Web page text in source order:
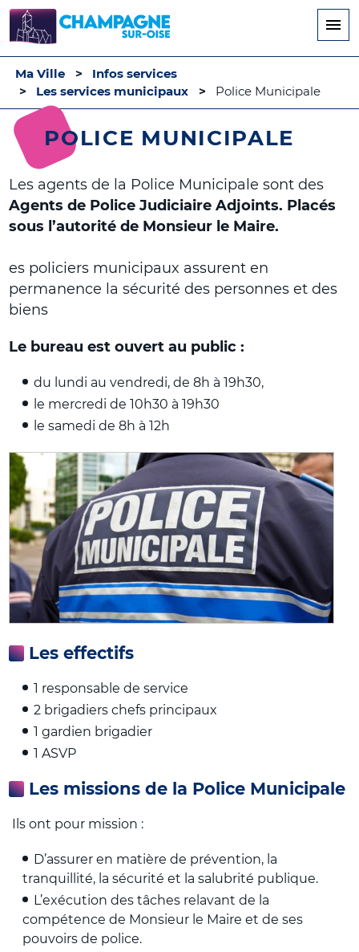
Ma Ville
Infos services
Les services municipaux
Police Municipale
POLICE MUNICIPALE
Les agents de la Police Municipale sont des
Agents de Police Judiciaire Adjoints. Placés
sous l’autorité de Monsieur le Maire.
es policiers municipaux assurent en
permanence la sécurité des personnes et des
biens
Le bureau est ouvert au public :
du lundi au vendredi, de 8h à 19h30,
le mercredi de 10h30 à 19h30
le samedi de 8h à 12h
Les effectifs
1 responsable de service
2 brigadiers chefs principaux
1 gardien brigadier
1 ASVP
Les missions de la Police Municipale
Ils ont pour mission :
D’assurer en matière de prévention, la
tranquillité, la sécurité et la salubrité publique.
L’exécution des tâches relavant de la
compétence de Monsieur le Maire et de ses
pouvoirs de police.